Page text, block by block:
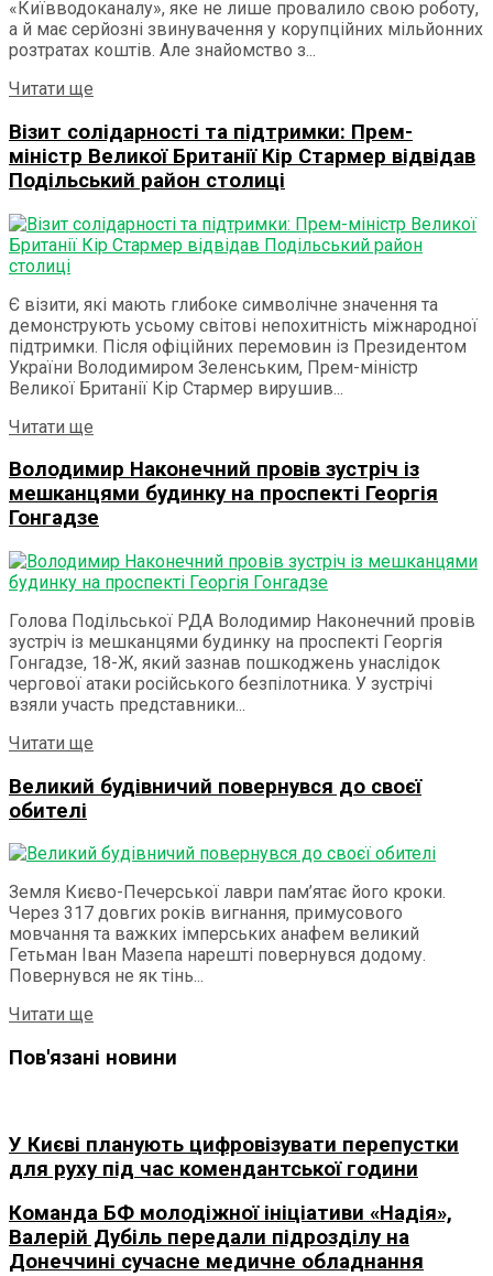
«Київводоканалу», яке не лише провалило свою роботу,
а й має серйозні звинувачення у корупційних мільйонних
розтратах коштів. Але знайомство з...
Читати ще
Візит солідарності та підтримки: Прем-
міністр Великої Британії Кір Стармер відвідав
Подільський район столиці
Є візити, які мають глибоке символічне значення та
демонструють усьому світові непохитність міжнародної
підтримки. Після офіційних перемовин із Президентом
України Володимиром Зеленським, Прем-міністр
Великої Британії Кір Стармер вирушив...
Читати ще
Володимир Наконечний провів зустріч із
мешканцями будинку на проспекті Георгія
Гонгадзе
Голова Подільської РДА Володимир Наконечний провів
зустріч із мешканцями будинку на проспекті Георгія
Гонгадзе, 18-Ж, який зазнав пошкоджень унаслідок
чергової атаки російського безпілотника. У зустрічі
взяли участь представники...
Читати ще
Великий будівничий повернувся до своєї
обителі
Земля Києво-Печерської лаври пам’ятає його кроки.
Через 317 довгих років вигнання, примусового
мовчання та важких імперських анафем великий
Гетьман Іван Мазепа нарешті повернувся додому.
Повернувся не як тінь...
Читати ще
Пов'язані новини
У Києві планують цифровізувати перепустки
для руху під час комендантської години
Команда БФ молодіжної ініціативи «Надія»,
Валерій Дубіль передали підрозділу на
Донеччині сучасне медичне обладнання